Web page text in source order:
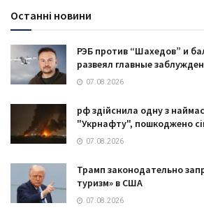
Останні новини
РЭБ против “Шахедов” и
развеял главные
07.08.2026
рф здійснила одну з
"Укрнафту", пошкоджено
07.08.2026
Трамп законодательно
туризм» в США
07.08.2026